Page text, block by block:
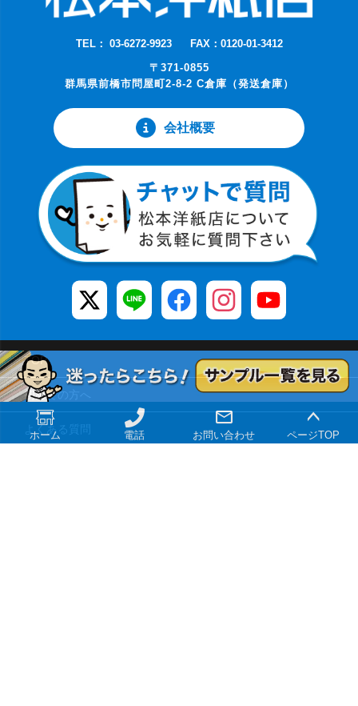
TEL： 03-6272-9923
FAX：0120-01-3412
〒371-0855
群馬県前橋市問屋町2-8-2 C倉庫（発送倉庫）
会社概要
TOP
初めての方へ
よくある質問
ホーム 電話 お問い合わせ ページTOP